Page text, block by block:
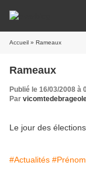
Accueil » Rameaux
Rameaux
Publié le 16/03/2008 à
Par
Le jour des
#Actualités